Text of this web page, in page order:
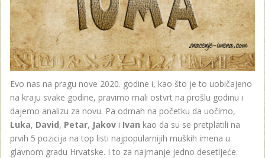
Evo nas na pragu nove 2020. godine i, kao što je to uobičajeno
na kraju svake godine, pravimo mali ostvrt na prošlu godinu i
dajemo analizu za novu. Pa odmah na početku da uočimo,
Luka, David, Petar, Jakov i Ivan kao da su se pretplatili na
prvih 5 pozicija na top listi najpopularnijih muških imena u
glavnom gradu Hrvatske. I to za najmanje jedno desetljeće.